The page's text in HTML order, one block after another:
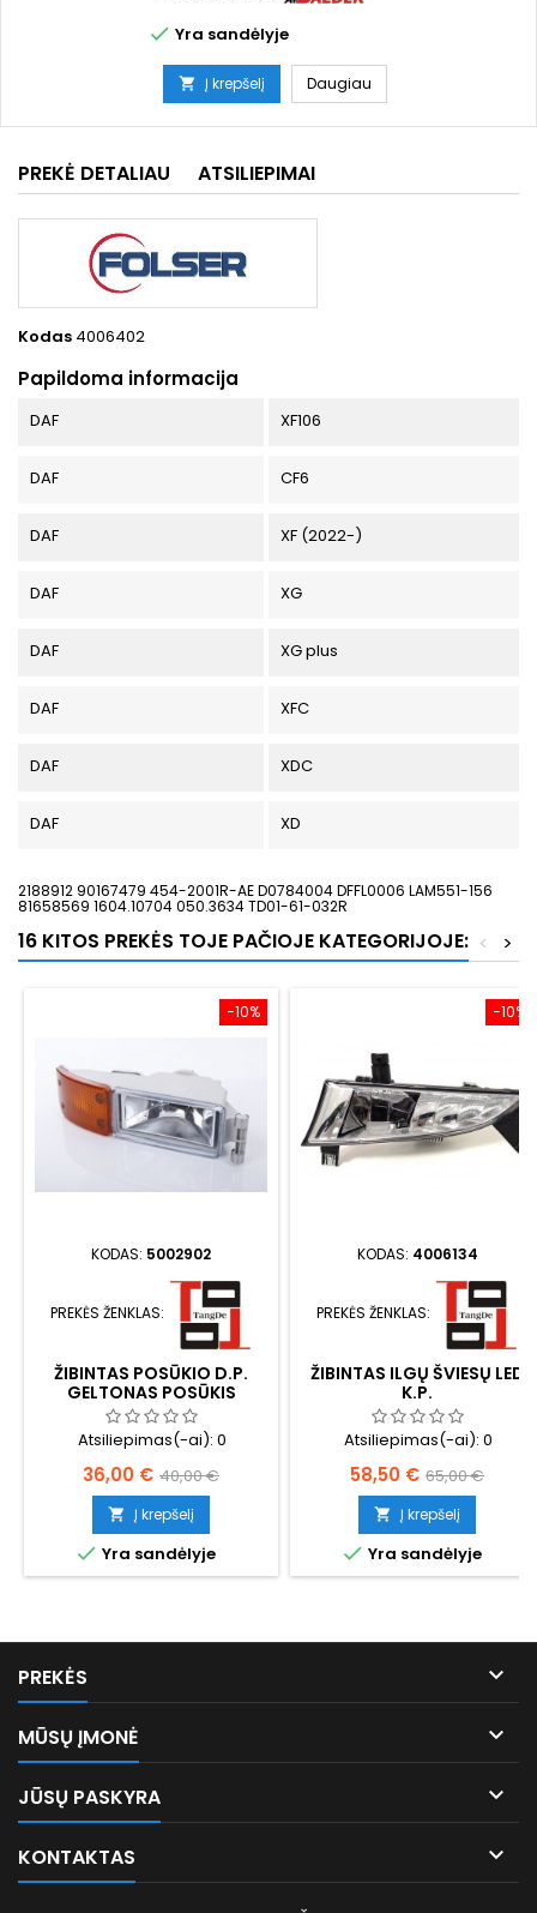
 Yra sandėlyje
 Į krepšelį Daugiau
PREKĖ DETALIAU ATSILIEPIMAI
Kodas 4006402
Papildoma informacija
DAF XF106
DAF CF6
DAF XF (2022-)
DAF XG
DAF XG plus
DAF XFC
DAF XDC
DAF XD
2188912 90167479 454-2001R-AE D0784004 DFFL0006 LAM551-156
81658569 1604.10704 050.3634 TD01-61-032R
16 KITOS PREKĖS TOJE PAČIOJE KATEGORIJOJE: >
<
−10%
KODAS: 5002902
PREKĖS ŽENKLAS:
ŽIBINTAS POSŪKIO D.P.
GELTONAS POSŪKIS
Atsiliepimas(-ai): 0
Kaina
36,00 € Bazinė
kaina
40,00 €
 Į krepšelį
 Yra sandėlyje
−10%
KODAS: 4006134
PREKĖS ŽENKLAS:
ŽIBINTAS ILGŲ ŠVIESŲ LED
K.P.
Atsiliepimas(-ai): 0
Kaina
58,50 € Bazinė
kaina
65,00 €
 Į krepšelį
 Yra sandėlyje
PREKĖS 
MŪSŲ ĮMONĖ 
JŪSŲ PASKYRA 
KONTAKTAS 